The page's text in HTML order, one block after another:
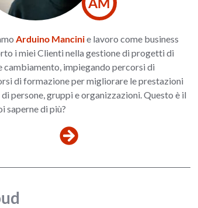
Arduino Mancinie lavoro come business
i miei Clienti nella gestione di progetti di
cambiamento, impiegando percorsi di
di formazione per migliorare le prestazioni
persone, gruppi e organizzazioni. Questo è il
saperne di più?